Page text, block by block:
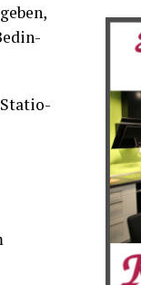
Sta­tio­